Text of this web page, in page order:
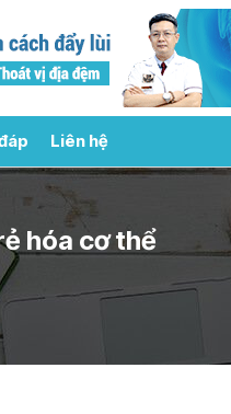
Liên hệ
hóa cơ thể